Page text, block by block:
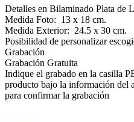
Detalles en Bilaminado Plata de
Medida Foto: 13 x 18 cm.
Medida Exterior: 24.5 x 30 cm.
Posibilidad de personalizar
Grabación
Grabación Gratuita
Indique el grabado en la casilla
producto bajo la información
para confirmar la grabación